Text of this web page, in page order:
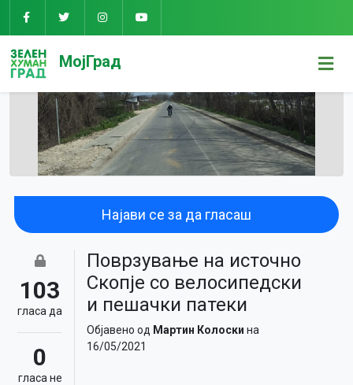
МојГрад
Најави се за да гласаш
103
гласa да
0
гласa не
Поврзување на источно
Скопје со велосипедски
и пешачки патеки
Објавено од Мартин Колоски на
16/05/2021